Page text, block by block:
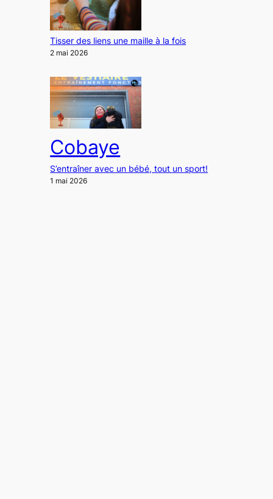
Tisser des liens une maille à la fois
2 mai 2026
Cobaye
S’entraîner avec un bébé, tout un sport!
1 mai 2026